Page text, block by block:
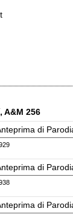
A&M 256